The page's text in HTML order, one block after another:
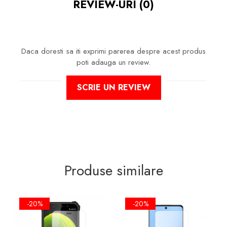
LA ZGARIETURI, ASIGURA SI UN
NU MODIFICAIN NICI UN FEL
FUNCTIONALITATEA NORMALA
CONTINUARE!
FOLIA ESTE DECUPATA
REVIEW-URI (0)
Daca doresti sa iti exprimi parerea despre acest produs
poti adauga un review.
SCRIE UN REVIEW
Produse similare
-20% -20%